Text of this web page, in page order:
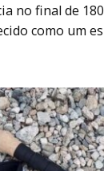
no final de
como um